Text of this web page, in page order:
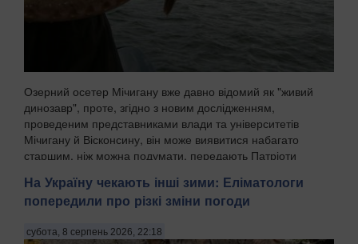
Озерний осетер Мічигану вже давно відомий як "живий
динозавр", проте, згідно з новим дослідженням,
проведеним представниками влади та університетів
Мічигану й Вісконсину, він може виявитися набагато
старшим, ніж можна подумати, передають Патріоти
На Україну чекають інші зими: Еліматологи
попередили про різкі зміни погоди
субота, 8 серпень 2026, 22:18